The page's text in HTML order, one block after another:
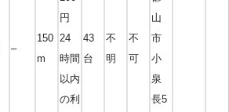
–
150
m
円
24
時間
以内
の利
43
台
不
明
不
可
山
市
小
泉
長5